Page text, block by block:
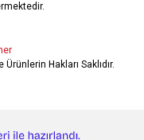
Hakları Saklıdır.
e-